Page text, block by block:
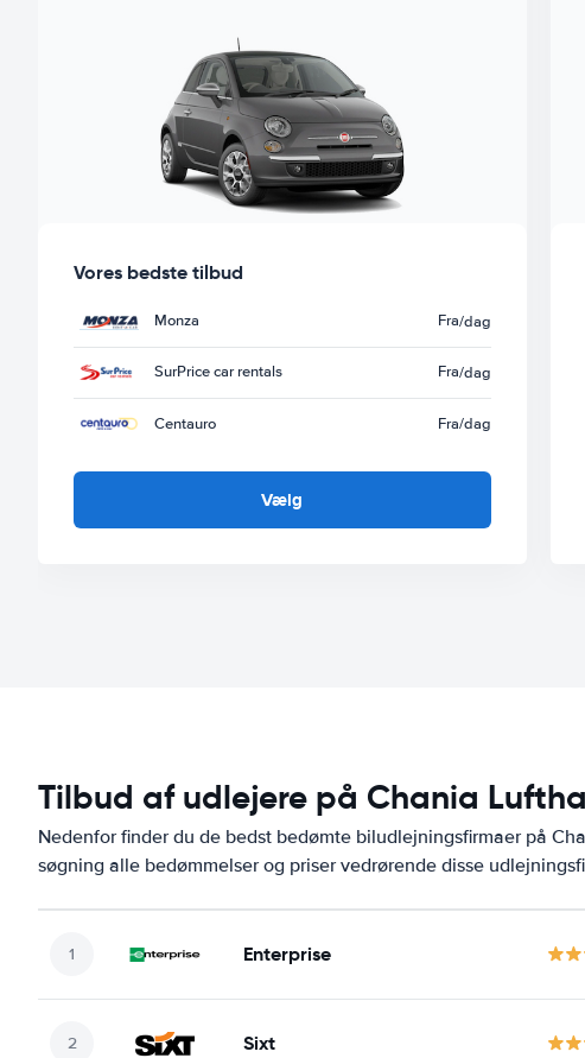
Vores bedste tilbud
Monza Fra/dag
SurPrice car rentals Fra/dag
Centauro Fra/dag
Vælg
Tilbud af udlejere på Chania
Nedenfor finder du de bedst bedømte biludlejningsfirmaer på
søgning alle bedømmelser og priser vedrørende disse
Enterprise
Sixt